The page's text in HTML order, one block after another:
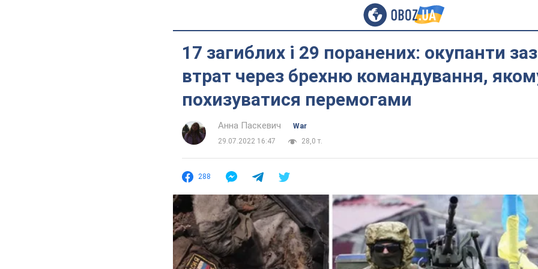
17 загиблих і 29 поранених: окупанти
втрат через брехню командування,
похизуватися перемогами
Анна Паскевич
War
29.07.2022 16:47
28,0 т.
288